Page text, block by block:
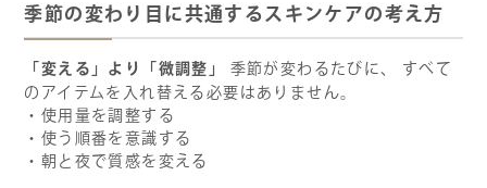
季節の変わり目に共通するスキンケアの考え方
「変える」より「微調整」
季節が変わるたびに、 すべて
のアイテムを入れ替える必要はありません。
・使用量を調整する
・使う順番を意識する
・朝と夜で質感を変える